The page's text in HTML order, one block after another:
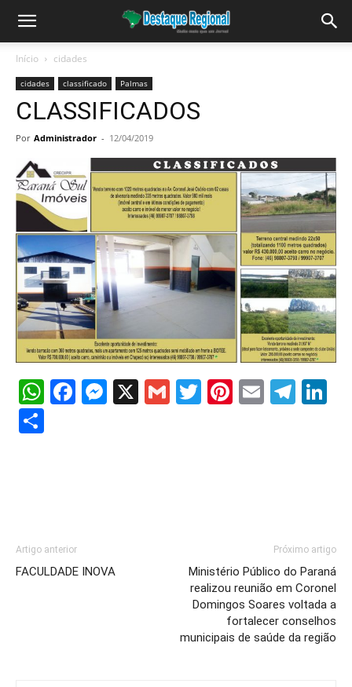
Início cidades
cidades classificado Palmas
CLASSIFICADOS
Por Administrador - 12/04/2019
WhatsApp
Facebook
Messenger
X GmailTwitter
Pinterest
Email
Artigo anterior
FACULDADE INOVA
Próximo artigo
Ministério Público do Paraná
realizou reunião em Coronel
Domingos Soares voltada a
fortalecer conselhos
municipais de saúde da região